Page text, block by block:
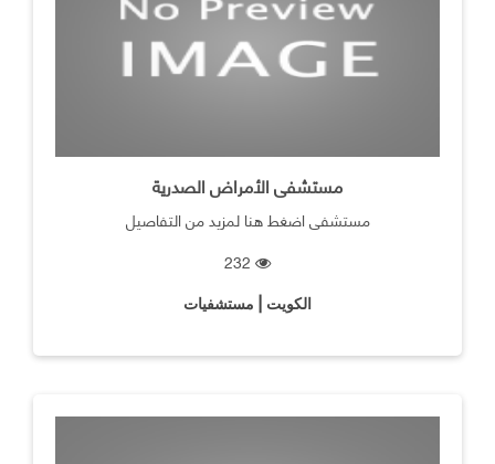
مستشفى الأمراض الصدرية
مستشفى اضغط هنا لمزيد من التفاصيل
الكويت | مستشفيات